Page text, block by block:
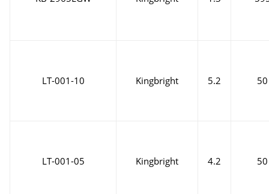
LT-001-10 Kingbright 5.2 50
LT-001-05 Kingbright 4.2 50